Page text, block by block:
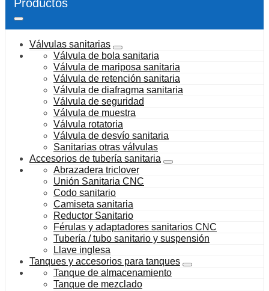
Productos
Válvulas sanitarias
Válvula de bola sanitaria
Válvula de mariposa sanitaria
Válvula de retención sanitaria
Válvula de diafragma sanitaria
Válvula de seguridad
Válvula de muestra
Válvula rotatoria
Válvula de desvío sanitaria
Sanitarias otras válvulas
Accesorios de tubería sanitaria
Abrazadera triclover
Unión Sanitaria CNC
Codo sanitario
Camiseta sanitaria
Reductor Sanitario
Férulas y adaptadores sanitarios CNC
Tubería / tubo sanitario y suspensión
Llave inglesa
Tanques y accesorios para tanques
Tanque de almacenamiento
Tanque de mezclado